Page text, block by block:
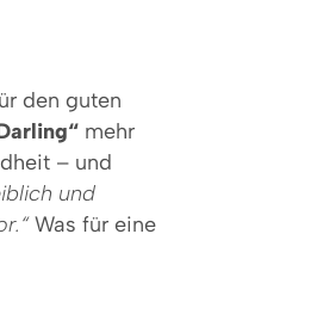
den guten
mehr
– und
und
Was für eine